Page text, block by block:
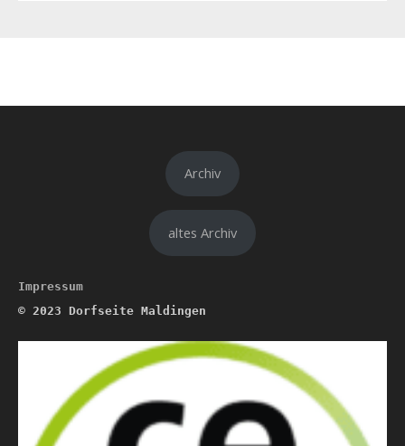
Archiv
altes Archiv
Impressum
© 2023
Dorfseite Maldingen